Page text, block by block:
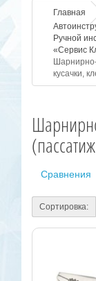
Главная
Ручной
«Сервис
кусачки,
Сравнения
Сортировка: